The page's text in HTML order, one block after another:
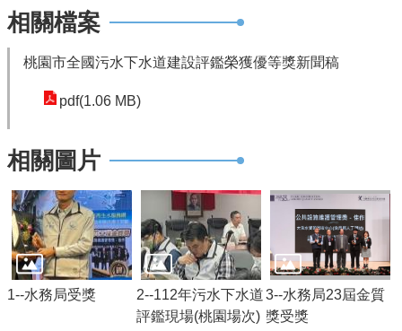
政
府
訊
山
地
範
圍
申
請
相關檔案
桃園市全國污水下水道建設評鑑榮獲優等獎新聞稿
pdf(1.06 MB)
相關圖片
1--水務局受獎
2--112年污水下水道
評鑑現場(桃園場次)
3--水務局23屆金質
獎受獎